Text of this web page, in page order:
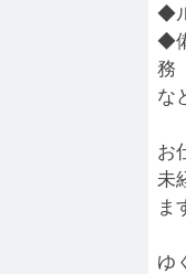
◆
◆
務
な
お
未
ま
ゆ